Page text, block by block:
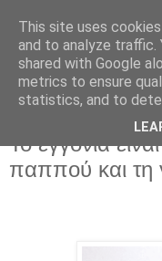
Πέμπτη 15 Μαρτίου
Το εγγόνια
παππού και τη
This site uses
and to analyze traffic.
shared with Google
metrics to ensure
statistics, and to